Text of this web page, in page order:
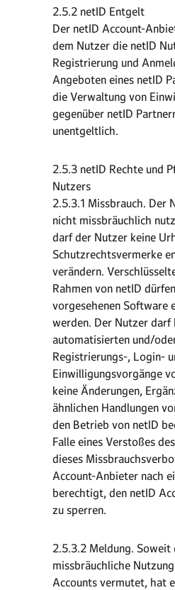
2.5.2 netID Entgelt
Der netID Account-
dem Nutzer die netID
Registrierung und
Angeboten eines netID
die Verwaltung von
gegenüber netID
unentgeltlich.
2.5.3 netID Rechte und
Nutzers
2.5.3.1 Missbrauch. Der
nicht missbräuchlich
darf der Nutzer keine
Schutzrechtsvermerke
verändern.
Rahmen von netID
vorgesehenen Software
werden. Der Nutzer darf
automatisierten und/
Registrierungs-, Login-
Einwilligungsvorgänge
keine Änderungen,
ähnlichen Handlungen
den Betrieb von netID
Falle eines Verstoßes
dieses
Account-Anbieter nach
berechtigt, den netID
zu sperren.
2.5.3.2 Meldung. Soweit
missbräuchliche
Accounts vermutet, hat